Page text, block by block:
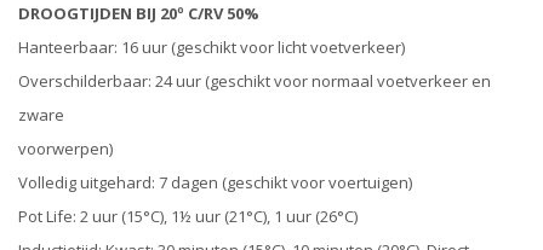
DROOGTIJDEN BIJ 20º C/RV 50%
Hanteerbaar: 16 uur (geschikt voor licht voetverkeer)
Overschilderbaar: 24 uur (geschikt voor normaal voetverkeer en
zware
voorwerpen)
Volledig uitgehard: 7 dagen (geschikt voor voertuigen)
Pot Life: 2 uur (15°C), 1½ uur (21°C), 1 uur (26°C)